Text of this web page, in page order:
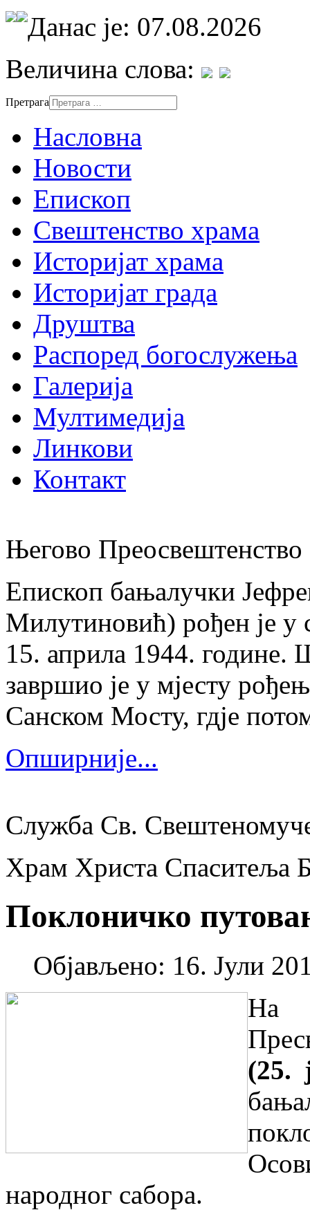
Данас је: 07.08.2026
Величина слова:
Претрага
Насловна
Новости
Епископ
Свештенство храма
Историјат храма
Историјат града
Друштва
Распоред богослужења
Галерија
Мултимедија
Линкови
Контакт
Његово
Епископ бањалучки
Милутиновић) рођен је у
15. априла 1944. године.
завршио је у мјесту
Санском Мосту, гдје
Опширније...
Служба Св.
Храм Христа Спаситеља
Поклоничко
Објављено: 16. Јули
На
(25.
народног сабора.